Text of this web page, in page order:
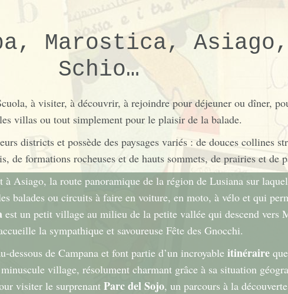
Marostica,
Schio…
à visiter, à découvrir, à rejoindre pour déjeuner ou dîner,
villas ou tout simplement pour le plaisir de la balade.
districts et possède des paysages variés : de douces collines
de formations rocheuses et de hauts sommets, de prairies et de
Asiago, la route panoramique de la région de Lusiana sur
balades ou circuits à faire en voiture, en moto, à vélo et qui
est un petit village au milieu de la petite vallée qui descend vers
la sympathique et savoureuse Fête des Gnocchi.
dessous de Campana et font partie d’un incroyable itinéraire
village, résolument charmant grâce à sa situation
visiter le surprenant Parc del Sojo, un parcours à la